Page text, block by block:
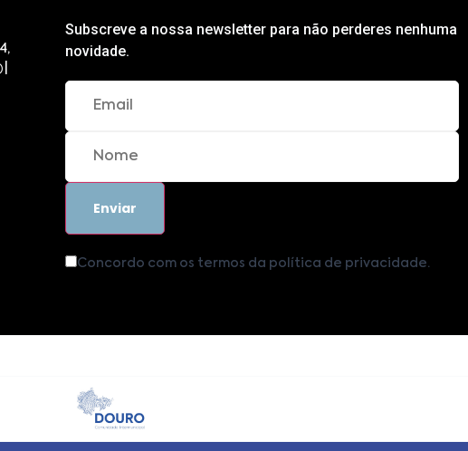
Subscreve a nossa newsletter para não perderes nenhuma
novidade.
Concordo com os termos da política de privacidade.